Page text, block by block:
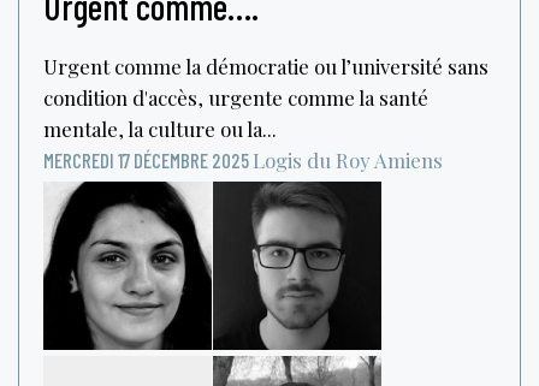
Urgent comme la démocratie ou l’université sans
condition d'accès, urgente comme la santé
mentale, la culture ou la...
MERCREDI 17 DÉCEMBRE 2025 Logis du RoyAmiens